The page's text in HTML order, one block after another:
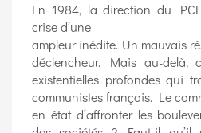
En 1984, la direction du
crise d’une
ampleur inédite. Un mauvais
déclencheur. Mais au-delà,
existentielles profondes qui
communistes français. Le
en état d’affronter les